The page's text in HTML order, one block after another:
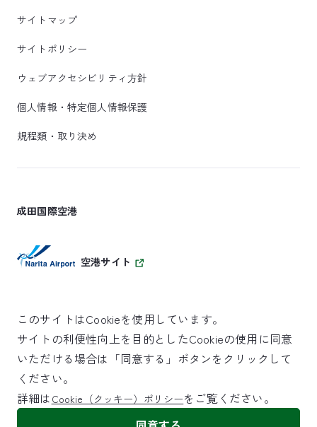
サイトマップ
サイトポリシー
ウェブアクセシビリティ方針
個人情報・特定個人情報保護
規程類・取り決め
成田国際空港
空港サイト
SKYTRAX
5スターエアポート
©NARITA INTERNATIONAL AIRPORT CORPORATION
このサイトはCookieを使用しています。
サイトの利便性向上を目的としたCookieの使用に同意
いただける場合は「同意する」ボタンをクリックして
ください。
詳細は Cookie（クッキー）ポリシーをご覧ください。